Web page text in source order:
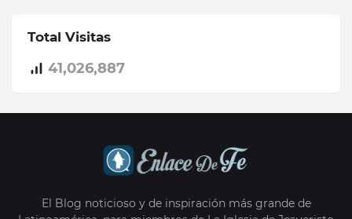
Total Visitas
41,026,887
El Blog noticioso y de inspiración más grande de